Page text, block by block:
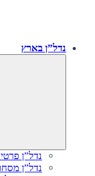
נדל”ן בארץ
נדל”ן
נדל”ן